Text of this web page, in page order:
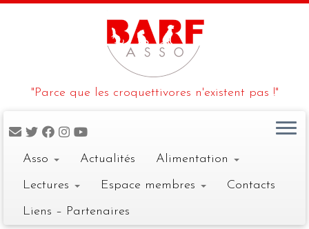
"Parce que les croquettivores n'existent pas !"
Asso Actualités
Alimentation
Lectures
Espace membres
Contacts
Liens – Partenaires